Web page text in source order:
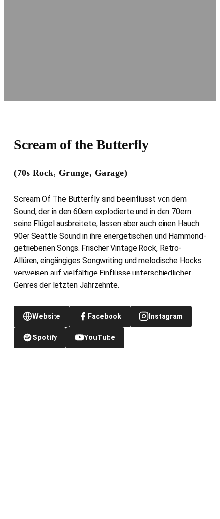
Scream of the Butterfly
(70s Rock, Grunge, Garage)
Scream Of The Butterfly sind beeinflusst von dem
Sound, der in den 60ern explodierte und in den 70ern
seine Flügel ausbreitete, lassen aber auch einen Hauch
90er Seattle Sound in ihre energetischen und Hammond-
getriebenen Songs. Frischer Vintage Rock, Retro-
Allüren, eingängiges Songwriting und melodische Hooks
verweisen auf vielfältige Einflüsse unterschiedlicher
Genres der letzten Jahrzehnte.
Website Facebook Instagram
Spotify YouTube